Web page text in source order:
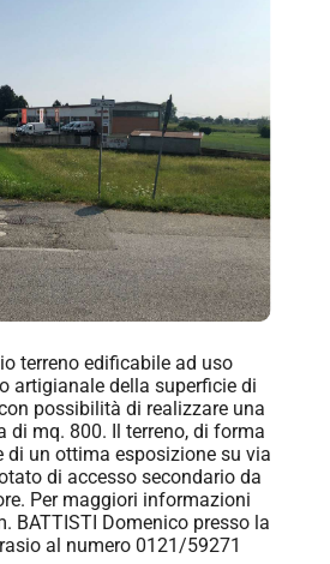
terreno edificabile ad uso
artigianale della superficie di
possibilità di realizzare una
di mq. 800. Il terreno, di forma
di un ottima esposizione su via
di accesso secondario da
Per maggiori informazioni
BATTISTI Domenico presso la
al numero 0121/59271